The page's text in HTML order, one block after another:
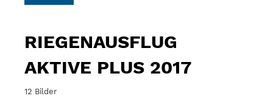
RIEGENAUSFLUG
AKTIVE PLUS 2017
12 Bilder